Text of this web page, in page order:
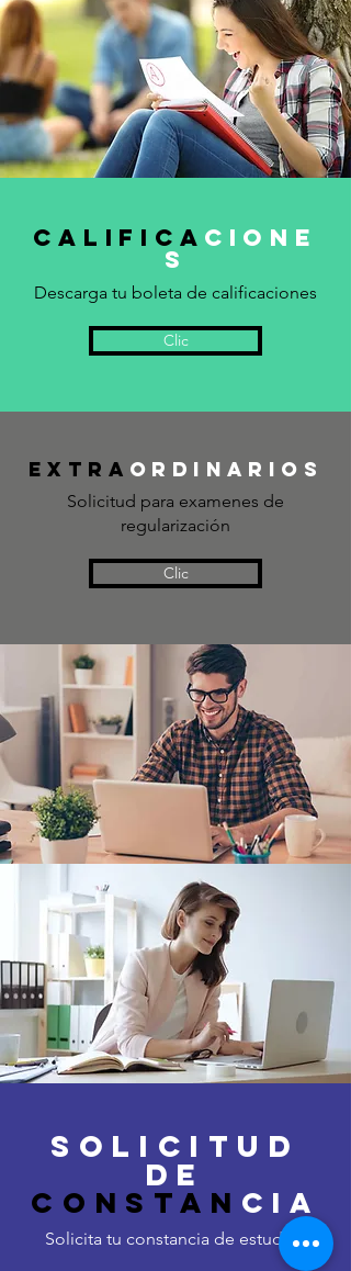
califica cione
s
Descarga tu boleta de calificaciones
Clic
Extra ordinarios
Solicitud para examenes de
regularización
Clic
solicitud
de
constan cia
Solicita tu constancia de estudios